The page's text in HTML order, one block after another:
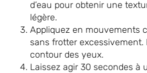
d’eau pour obtenir une
légère.
Appliquez en mouvements
sans frotter excessivement.
contour des yeux.
Laissez agir 30 secondes à